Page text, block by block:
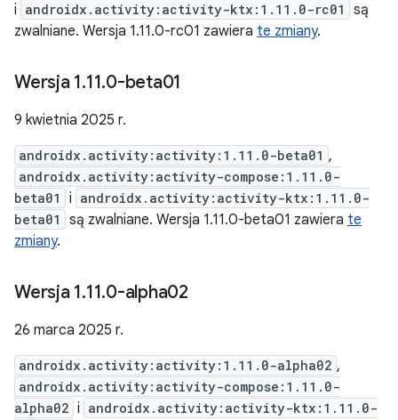
i androidx.activity:activity-ktx:1.11.0-rc01
są
zwalniane. Wersja 1.11.0-rc01 zawiera te zmiany.
Wersja 1.11.0-beta01
9 kwietnia 2025 r.
androidx.activity:activity:1.11.0-beta01 ,
androidx.activity:activity-compose:1.11.0-
beta01
i androidx.activity:activity-ktx:1.11.0-
beta01
są zwalniane. Wersja 1.11.0-beta01 zawiera te
zmiany.
Wersja 1.11.0-alpha02
26 marca 2025 r.
androidx.activity:activity:1.11.0-alpha02 ,
androidx.activity:activity-compose:1.11.0-
alpha02 i androidx.activity:activity-ktx:1.11.0-